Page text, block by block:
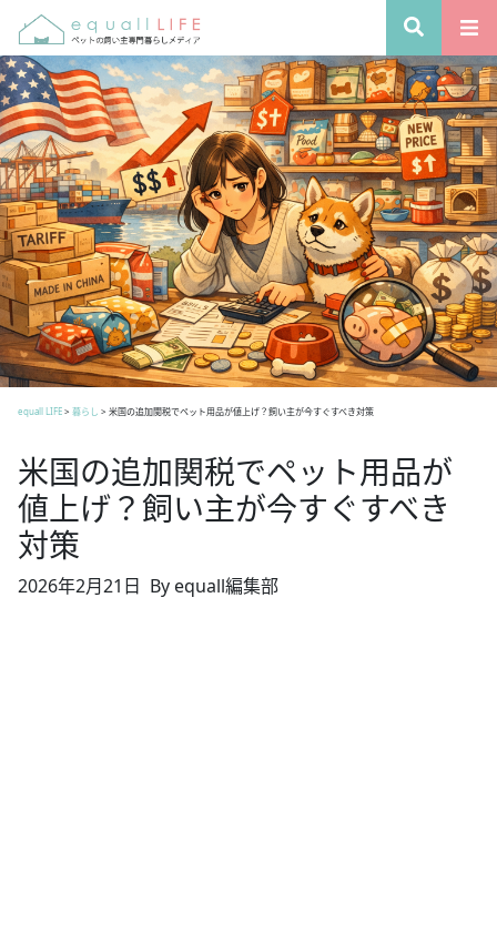
equall LIFE> 暮らし > 米国の追加関税でペット用品が値上げ？飼い主が今すぐすべき対策
米国の追加関税でペット用品が
値上げ？飼い主が今すぐすべき
対策
2026年2月21日 By equall編集部